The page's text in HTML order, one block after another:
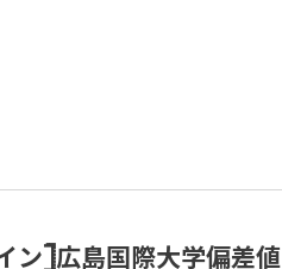
ン𓊉広島国際大学偏差値